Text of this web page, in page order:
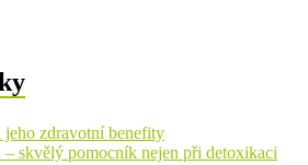
jeho zdravotní benefity
– skvělý pomocník nejen při detoxikaci